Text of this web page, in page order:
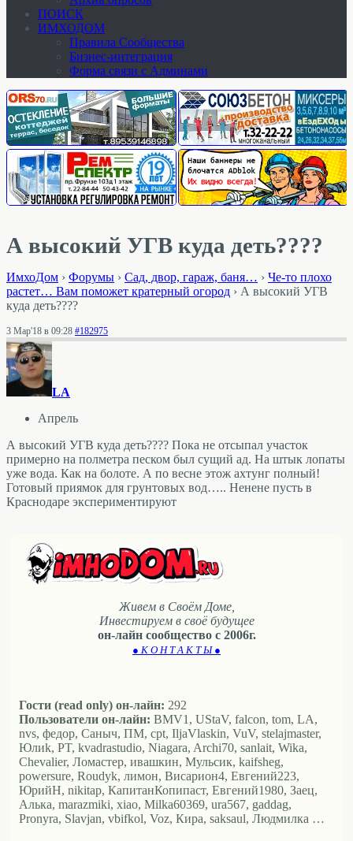
ПОИСК
ИМХОДОМ
Правила Сообщества
Бизнес-интеграция
Форма связи с Админами
А высокий УГВ куда деть????
ИмхоДом › Форумы › Cад, двор, гараж, баня… › Че-то плохо
растет… Вам поможет кратерный огород › А высокий УГВ
куда деть????
3 Мар'18 в 09:28 #182975
LA
Апрель
А высокий УГВ куда деть???? Пока не отсыпал участок
примерно на полметра песком был сущий ад. На штык лопаты
уже вода. Как на болоте. А по весне этож ахтунг полный!
Готовый приямок для грунтовых вод….. Ненене пусть в
Краснодаре экспериментируют
Живем в Своём Доме,
Инвестируем в своё будущее
он-лайн сообщество с 2006г.
● К О Н Т А К Т Ы ●
Гости (read only) он-лайн: 292
Пользователи он-лайн: BMV1, UStaV, falcon, tom, LA,
nvs, федор, Саныч, ПМ, cpt, IljaVlaskin, VuV, stelajmaster,
Юлиk, PT, kvadrastudio, Niagara, Archi70, sanlait, Wika,
Chevalier, Ломастер, ивашкин, Мульсик, kaifsheg,
powersure, Roudyk, лимон, Висариoн4, Евгений223,
ЮрийН, nikitap, КапитанКопипаст, Евгений1980, Заец,
Алька, marazmiki, xiao, Milka60369, ura567, gaddag,
Pronyra, Slavjan, vbifkol, Voz, Кира, saksaul, Людмилка …